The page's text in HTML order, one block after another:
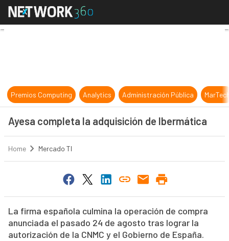
Ayesa completa la adquisición de
Premios Computing Analytics Administración Pública
Ayesa completa la adquisición de Ibermática
Home Mercado TI
La firma española culmina la operación de compra
anunciada el pasado 24 de agosto tras lograr la
autorización de la CNMC y el Gobierno de España.